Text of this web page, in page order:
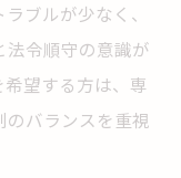
ブルが少なく、
法令順守の意識が
望する方は、専
のバランスを重視